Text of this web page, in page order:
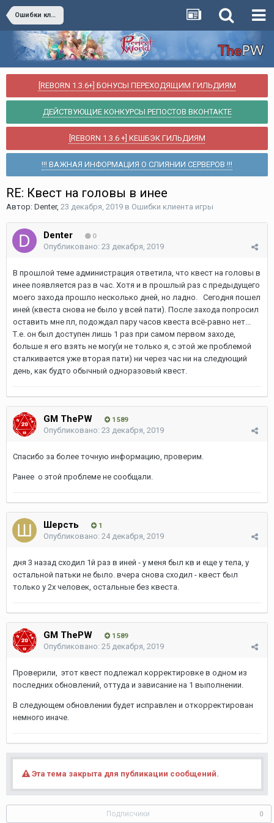
Ошибки клиента игры
[REBORN 1.3.6+] БОНУСЫ ПЕРЕХОДЯЩИМ ГИЛЬДИЯМ
ДЕЙСТВУЮЩИЕ КОНКУРСЫ РЕПОСТОВ ВКОНТАКТЕ
[REBORN 1.3.6 +] КЕШБЭК ГИЛЬДИЯМ
!!! ВАЖНАЯ ИНФОРМАЦИЯ О СЛИЯНИИ СЕРВЕРОВ !!!
RE: Квест на головы в инее
Автор: Denter, 23 декабря, 2019 в Ошибки клиента игры
Denter 0
Опубликовано: 23 декабря, 2019
В прошлой теме администрация ответила, что квест на головы в
инее появляется раз в час. Хотя и в прошлый раз с предыдущего
моего захода прошло несколько дней, но ладно. Сегодня пошел
иней (квеста снова не было у всей пати). После захода попросил
оставить мне пл, подождал пару часов квеста всё-равно нет...
Т.е. он был доступен лишь 1 раз при самом первом заходе,
больше я его взять не могу(и не только я, с этой же проблемой
сталкивается уже вторая пати) ни через час ни на следующий
день, как будто обычный одноразовый квест.
GM ThePW 1 589
Опубликовано: 23 декабря, 2019
Спасибо за более точную информацию, проверим.
Ранее о этой проблеме не сообщали.
Шерсть 1
Опубликовано: 24 декабря, 2019
дня 3 назад сходил 1й раз в иней - у меня был кв и еще у тела, у
остальной патьки не было. вчера снова сходил - квест был
только у 2х человек, остальные без квеста.
GM ThePW 1 589
Опубликовано: 25 декабря, 2019
Проверили, этот квест подлежал корректировке в одном из
последних обновлений, оттуда и зависание на 1 выполнении.
В следующем обновлении будет исправлен и откорректирован
немного иначе.
Эта тема закрыта для публикации сообщений.
Подписчики 0